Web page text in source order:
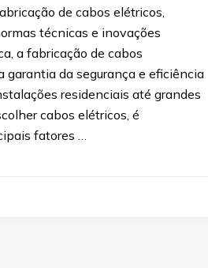
de cabos elétricos,
técnicas e inovações
a fabricação de cabos
garantia da segurança e eficiência
residenciais até grandes
cabos elétricos, é
fatores …